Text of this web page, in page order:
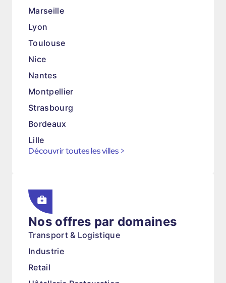
Marseille
Lyon
Toulouse
Nice
Nantes
Montpellier
Strasbourg
Bordeaux
Lille
Découvrir toutes les villes >
Nos offres par domaines
Transport & Logistique
Industrie
Retail